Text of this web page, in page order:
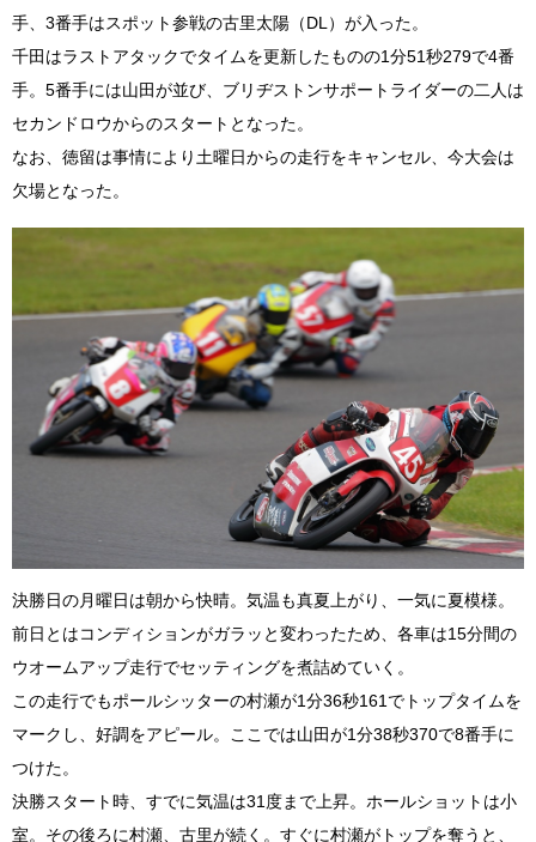
手、3番手はスポット参戦の古里太陽（DL）が入った。
千田はラストアタックでタイムを更新したものの1分51秒279で4番
手。5番手には山田が並び、ブリヂストンサポートライダーの二人は
セカンドロウからのスタートとなった。
なお、徳留は事情により土曜日からの走行をキャンセル、今大会は
欠場となった。
決勝日の月曜日は朝から快晴。気温も真夏上がり、一気に夏模様。
前日とはコンディションがガラッと変わったため、各車は15分間の
ウオームアップ走行でセッティングを煮詰めていく。
この走行でもポールシッターの村瀬が1分36秒161でトップタイムを
マークし、好調をアピール。ここでは山田が1分38秒370で8番手に
つけた。
決勝スタート時、すでに気温は31度まで上昇。ホールショットは小
室。その後ろに村瀬、古里が続く。すぐに村瀬がトップを奪うと、